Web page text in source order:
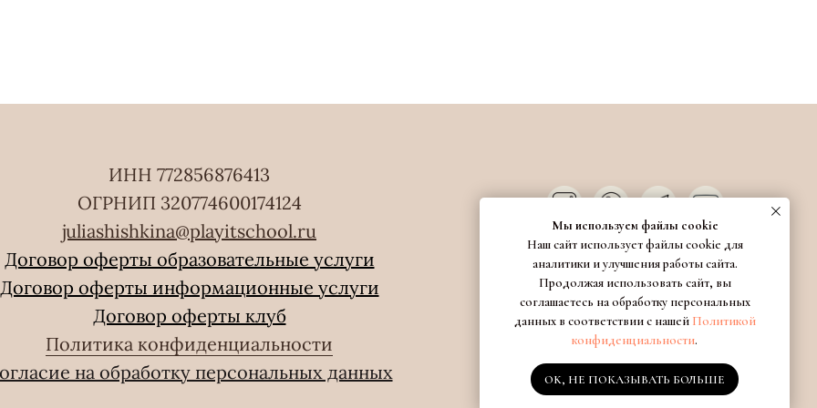
ИНН 772856876413
ОГРНИП 320774600174124
juliashishkina@playitschool.ru
Договор оферты образовательные услуги
Договор оферты информационные услуги
Договор оферты клуб
Политика конфиденциальности
на обработку персональных данных
Мы используем файлы cookie
Наш сайт использует файлы cookie для
аналитики и улучшения работы сайта.
Продолжая использовать сайт, вы
соглашаетесь на обработку персональных
данных в соответствии с нашей Политикой
конфиденциальности.
OK, НЕ ПОКАЗЫВАТЬ БОЛЬШЕ